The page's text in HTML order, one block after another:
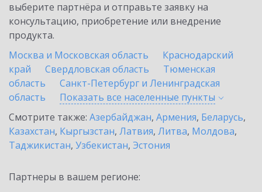
выберите партнёра и отправьте заявку на
консультацию, приобретение или внедрение
продукта.
Москва и Московская область
Краснодарский
край
Свердловская область
Тюменская
область
Санкт-Петербург и Ленинградская
область
Показать все населенные пункты
Смотрите также: Азербайджан, Армения, Беларусь,
Казахстан, Кыргызстан, Латвия, Литва, Молдова,
Таджикистан, Узбекистан, Эстония
Партнеры в вашем регионе: